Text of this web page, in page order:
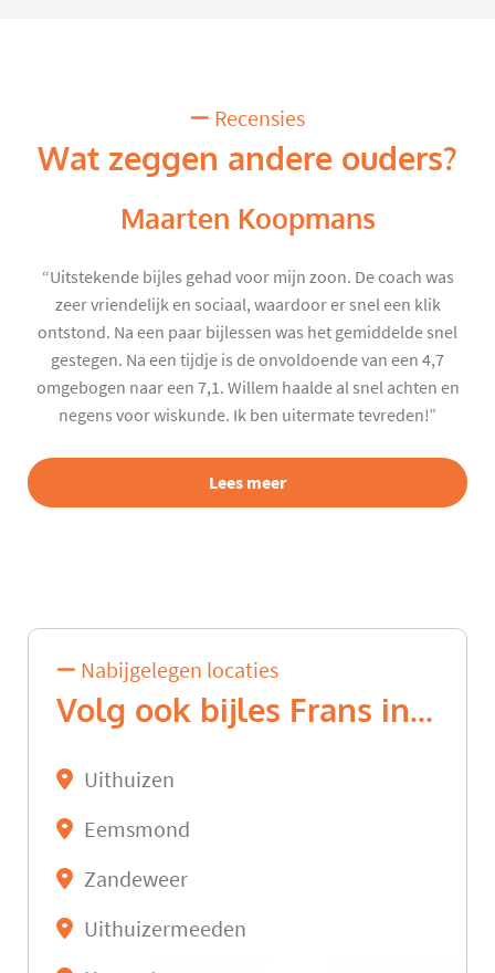
Recensies
Wat zeggen andere ouders?
Maarten Koopmans
“Uitstekende bijles gehad voor mijn zoon. De coach was
zeer vriendelijk en sociaal, waardoor er snel een klik
ontstond. Na een paar bijlessen was het gemiddelde snel
gestegen. Na een tijdje is de onvoldoende van een 4,7
omgebogen naar een 7,1. Willem haalde al snel achten en
negens voor wiskunde. Ik ben uitermate tevreden!”
Lees meer
Nabijgelegen locaties
Volg ook bijles Frans in...
Uithuizen
Eemsmond
Zandeweer
Uithuizermeeden